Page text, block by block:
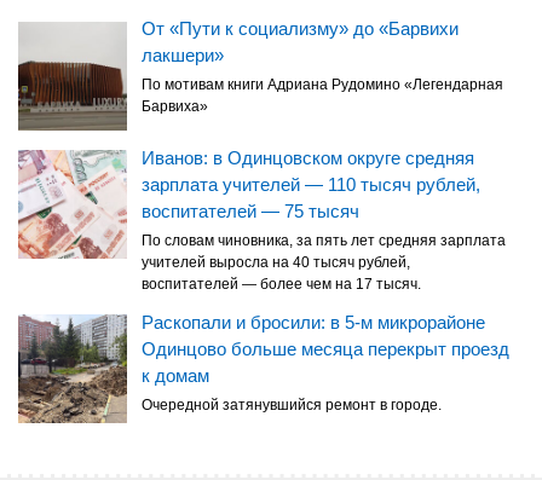
От «Пути к социализму» до «Барвихи
лакшери»
По мотивам книги Адриана Рудомино «Легендарная
Барвиха»
Иванов: в Одинцовском округе средняя
зарплата учителей — 110 тысяч рублей,
воспитателей — 75 тысяч
По словам чиновника, за пять лет средняя зарплата
учителей выросла на 40 тысяч рублей,
воспитателей — более чем на 17 тысяч.
Раскопали и бросили: в 5-м микрорайоне
Одинцово больше месяца перекрыт проезд
к домам
Очередной затянувшийся ремонт в городе.